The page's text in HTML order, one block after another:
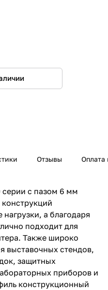
Отзывы Оплата
с пазом 6 мм
а благодаря
подходит для
Также широко
выставочных стендов,
защитных
приборов и
конструкционный